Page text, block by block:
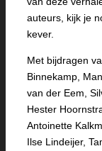
auteurs, kijk je
kever.
Met bijdragen
Binnekamp,
van der Eem,
Hester
Antoinette
Ilse Lindeijer,